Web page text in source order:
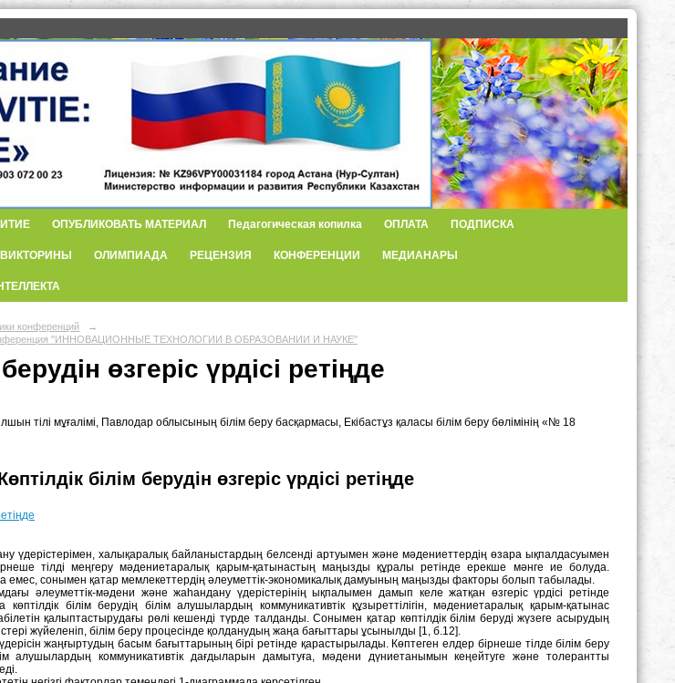
ОПУБЛИКОВАТЬ МАТЕРИАЛ Педагогическая копилка ОПЛАТА ПОДПИСКА
ВИКТОРИНЫ ОЛИМПИАДА РЕЦЕНЗИЯ КОНФЕРЕНЦИИ МЕДИАНАРЫ
конференций
→
конференция "ИННОВАЦИОННЫЕ ТЕХНОЛОГИИ В ОБРАЗОВАНИИ И НАУКЕ"
өзгеріс үрдісі ретіңде
тілі мұғалімі, Павлодар облысының білім беру басқармасы, Екібастұз қаласы білім беру бөлімінің «№ 18
білім берудін өзгеріс үрдісі ретіңде
үдерістерімен, халықаралық байланыстардың белсенді артуымен және мәдениеттердің өзара ықпалдасуымен
тілді меңгеру мәдениетаралық қарым-қатынастың маңызды құралы ретінде ерекше мәнге ие болуда.
емес, сонымен қатар мемлекеттердің әлеуметтік-экономикалық дамуының маңызды факторы болып табылады.
әлеуметтік-мәдени және жаһандану үдерістерінің ықпалымен дамып келе жатқан өзгеріс үрдісі ретінде
білім берудің білім алушылардың коммуникативтік құзыреттілігін, мәдениетаралық қарым-қатынас
қалыптастырудағы рөлі кешенді түрде талданды. Сонымен қатар көптілдік білім беруді жүзеге асырудың
жүйеленіп, білім беру процесінде қолданудың жаңа бағыттары ұсынылды [1, б.12].
үдерісін жаңғыртудың басым бағыттарының бірі ретінде қарастырылады. Көптеген елдер бірнеше тілде білім беру
алушылардың коммуникативтік дағдыларын дамытуға, мәдени дүниетанымын кеңейтуге және толерантты